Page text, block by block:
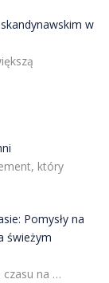
w
który
Pomysły na
świeżym
czasu na …